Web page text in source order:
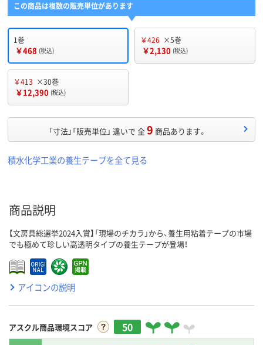
この商品は複数の販売単位があります
1巻
￥468 (税込)
￥426 ×5巻
￥2,130 (税込)
￥413 ×30巻
￥12,390 (税込)
「寸法」「販売単位」 違いで 全9 商品あります。
積水化学工業の養生テープを全て見る
商品説明
【文房具総選挙2024入賞】「現場のチカラ」から、養生用粘着テープの市場
でも極めて珍しい高透明タイプの養生テープが登場！
アイコンの説明
アスクル商品環境スコア 50